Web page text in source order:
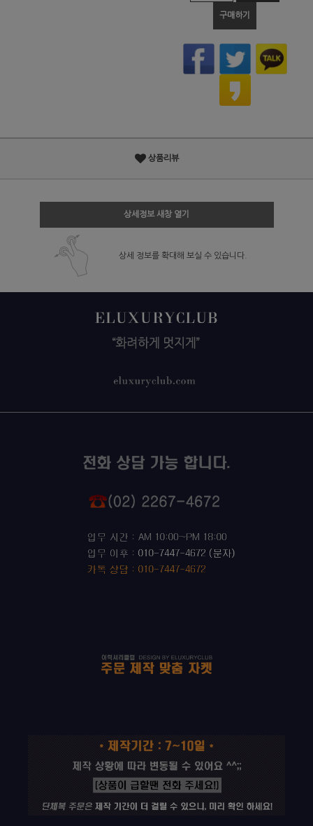
구매하기
상품리뷰
상세정보 새창 열기
상세 정보를 확대해 보실 수 있습니다.